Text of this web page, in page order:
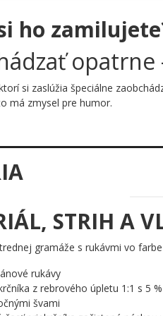
ho
si zaslúžia špeciálne
má zmysel pre humor.
preberá jazyk symbolov z
pokyny: vrásky
radosť?
kto oslavuje okrúhliny a nebojí
a rodine, ktorí hľadajú
čo si cenia humor nad nudné a
vedia, že s pribúdajúcimi
s legendami s úctou – a začnite
STRIH A
gramáže s rukávmi vo
rukávy
z rebrového úpletu 1:1 s 5
švami